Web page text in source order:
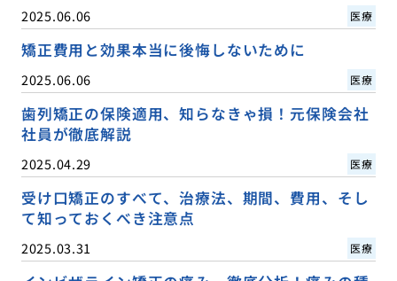
2025.06.06 医療
矯正費用と効果本当に後悔しないために
2025.06.06 医療
歯列矯正の保険適用、知らなきゃ損！元保険会社
社員が徹底解説
2025.04.29 医療
受け口矯正のすべて、治療法、期間、費用、そし
て知っておくべき注意点
2025.03.31 医療